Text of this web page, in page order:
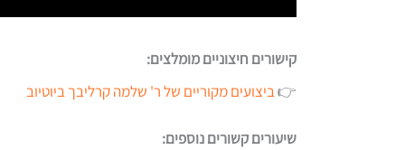
קישורים חיצוניים מומלצים:
👉ביצועים מקוריים של ר' שלמה קרליבך ביוטיוב
שיעורים קשורים נוספים: